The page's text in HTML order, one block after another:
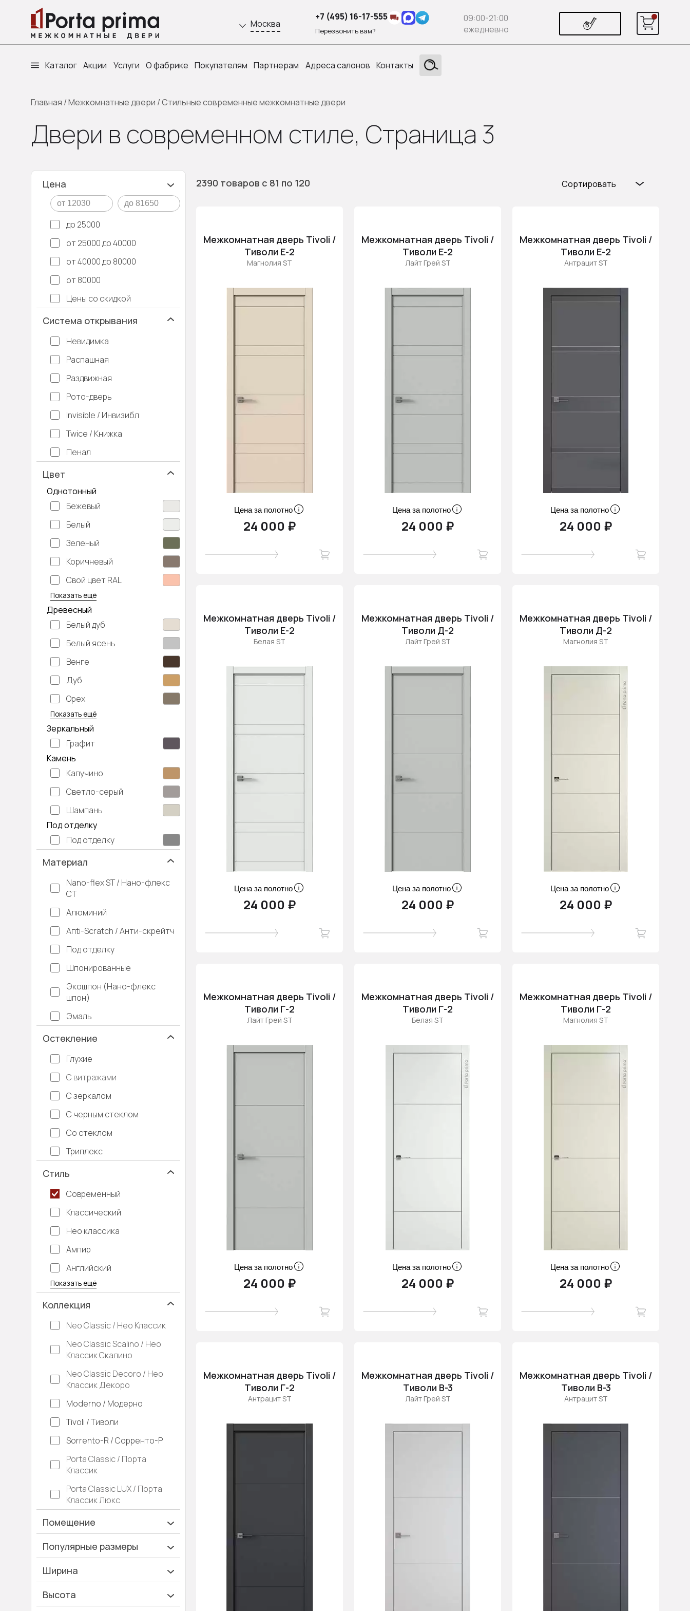
Москва
+7 (495) 16-17-555
Перезвонить вам?
09:00-21:00
ежедневно
Каталог Акции Услуги О фабрике Покупателям Партнерам Адреса салонов Контакты
Главная /Межкомнатные двери /Стильные современные межкомнатные двери
Двери в современном стиле, Страница 3
Цена
до 25000
от 25000 до 40000
от 40000 до 80000
от 80000
Цены со скидкой
Система открывания
Невидимка
Распашная
Раздвижная
Рото-дверь
Invisible / Инвизибл
Twice / Книжка
Пенал
Цвет
Однотонный
Бежевый
Белый
Зеленый
Коричневый
Свой цвет RAL
Серебристый
Серый
Темно-серый
Хаки
Черный
Показать ещё
Древесный
Белый дуб
Белый ясень
Венге
Дуб
Орех
Серый дуб
Показать ещё
Зеркальный
Графит
Камень
Капучино
Светло-серый
Шампань
Под отделку
Под отделку
Материал
Nano-flex ST / Нано-флекс
СТ
Алюминий
Апti-Sсrаtсh / Анти-скрейтч
Под отделку
Шпонированные
Экошпон (Нано-флекс
шпон)
Эмаль
Остекление
Глухие
С витражами
С зеркалом
С черным стеклом
Со стеклом
Триплекс
Стиль
Современный
Классический
Нео классика
Ампир
Английский
Багетные
Барокко
Кантри
Крашенные
Лофт
Модерн
Под старину
Прованс
Скандинавский
Современная классика
Хай-тек
Показать ещё
Коллекция
Neo Classic / Нео Классик
Neo Classic Scalino / Нео
Классик Скалино
Neo Classic Decoro / Нео
Классик Декоро
Moderno / Модерно
Tivoli / Тиволи
Sorrento-R / Сорренто-Р
Porta Classic / Порта
Классик
Porta Classic LUX / Порта
Классик Люкс
Помещение
Ванная и туалет
Гардеробная
Гостинная
Дача
Популярные размеры
600х2000
700х2000
900х2000
Ширина
Ширина 40 см
Высота
2390 товаров с 81 по 120
Сортировать
Cначала новинки
Cначала скидки
Межкомнатная дверь Tivoli /
Тиволи Е-2
Магнолия ST
Цена за полотно
24 000 ₽
Межкомнатная дверь Tivoli /
Тиволи Е-2
Лайт Грей ST
Цена за полотно
24 000 ₽
Межкомнатная дверь Tivoli /
Тиволи Е-2
Антрацит ST
Цена за полотно
24 000 ₽
Межкомнатная дверь Tivoli /
Тиволи Е-2
Белая ST
Цена за полотно
24 000 ₽
Межкомнатная дверь Tivoli /
Тиволи Д-2
Лайт Грей ST
Цена за полотно
24 000 ₽
Межкомнатная дверь Tivoli /
Тиволи Д-2
Магнолия ST
Цена за полотно
24 000 ₽
Межкомнатная дверь Tivoli /
Тиволи Г-2
Лайт Грей ST
Цена за полотно
24 000 ₽
Межкомнатная дверь Tivoli /
Тиволи Г-2
Белая ST
Цена за полотно
24 000 ₽
Межкомнатная дверь Tivoli /
Тиволи Г-2
Магнолия ST
Цена за полотно
24 000 ₽
Межкомнатная дверь Tivoli /
Тиволи Г-2
Антрацит ST
Межкомнатная дверь Tivoli /
Тиволи В-3
Лайт Грей ST
Межкомнатная дверь Tivoli /
Тиволи В-3
Антрацит ST